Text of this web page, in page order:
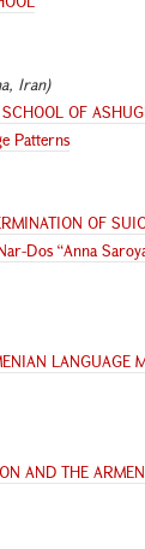
Iran)
OF
Patterns
OF
Dos “Anna
LANGUAGE
AND THE